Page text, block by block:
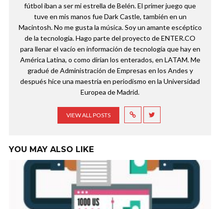
fútbol iban a ser mi estrella de Belén. El primer juego que
tuve en mis manos fue Dark Castle, también en un
Macintosh. No me gusta la música. Soy un amante escéptico
de la tecnología. Hago parte del proyecto de ENTER.CO
para llenar el vacío en información de tecnología que hay en
América Latina, o como dirían los enterados, en LATAM. Me
gradué de Administración de Empresas en los Andes y
después hice una maestría en periodismo en la Universidad
Europea de Madrid.
VIEW ALL POSTS
YOU MAY ALSO LIKE